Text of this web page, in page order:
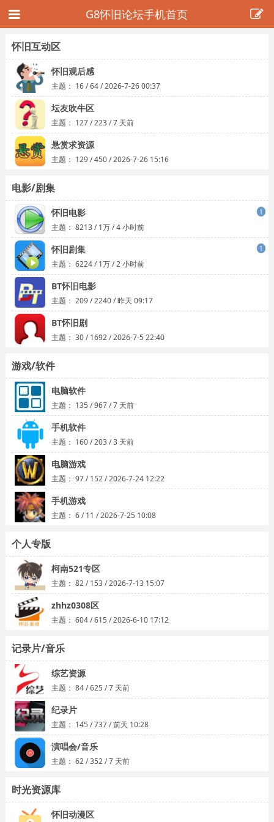
G8怀旧论坛手机首页
怀旧互动区
怀旧观后感
主题： 16/64/2026-7-26 00:37
坛友吹牛区
主题： 127/223/7 天前
悬赏求资源
主题： 129/450/2026-7-26 15:16
电影/剧集
1
怀旧电影
主题： 8213/1万/4 小时前
1
怀旧剧集
主题： 6224/1万/2 小时前
BT怀旧电影
主题： 209/2240/昨天 09:17
BT怀旧剧
主题： 30/1692/2026-7-5 22:40
游戏/软件
电脑软件
主题： 135 /967/7 天前
手机软件
主题： 160/203/3 天前
电脑游戏
主题： 97/152/2026-7-24 12:22
手机游戏
主题： 6/11 /2026-7-25 10:08
个人专版
柯南521专区
主题： 82/153/2026-7-13 15:07
zhhz0308区
主题： 604/615 /2026-6-10 17:12
记录片/音乐
综艺资源
主题： 84/625 /7 天前
纪录片
主题： 145 /737/前天 10:28
演唱会/音乐
主题： 62/352/7 天前
时光资源库
怀旧动漫区